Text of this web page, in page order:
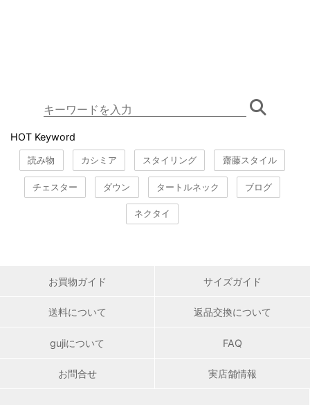
HOT Keyword
読み物 カシミア スタイリング 齋藤スタイル
チェスター ダウン タートルネック ブログ
ネクタイ
お買物ガイド サイズガイド
送料について 返品交換について
gujiについて FAQ
お問合せ 実店舗情報